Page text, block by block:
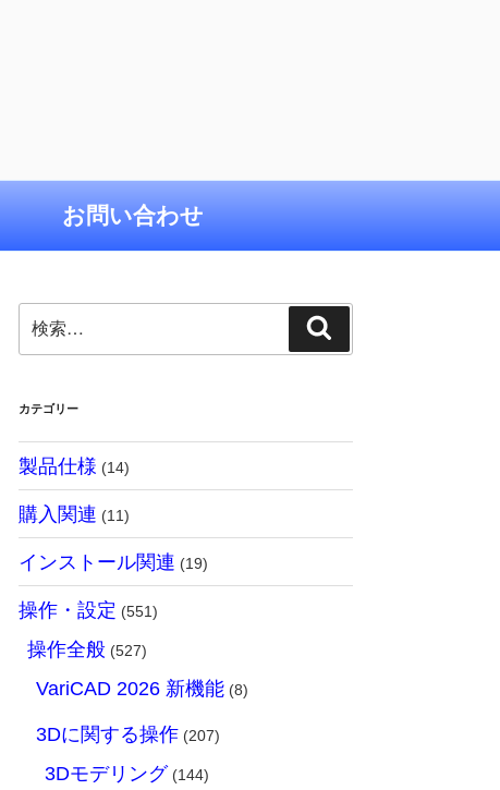
お問い合わせ
索:
索
カテゴリー
製品仕様 (14)
購入関連 (11)
インストール関連 (19)
操作・設定 (551)
操作全般 (527)
VariCAD 2026 新機能 (8)
3Dに関する操作 (207)
3Dモデリング (144)